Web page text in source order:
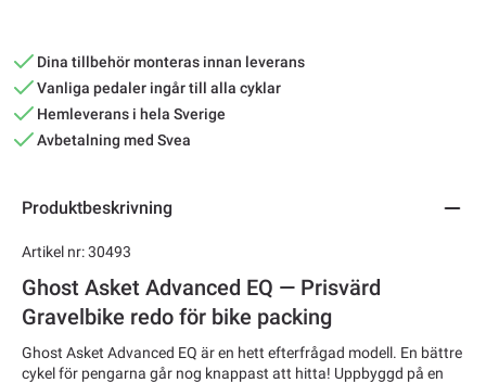
Dina tillbehör monteras innan leverans
Vanliga pedaler ingår till alla cyklar
Hemleverans i hela Sverige
Avbetalning med Svea
Produktbeskrivning
Artikel nr: 30493
Ghost Asket Advanced EQ — Prisvärd
Gravelbike redo för bike packing
Ghost Asket Advanced EQ är en hett efterfrågad modell. En bättre
cykel för pengarna går nog knappast att hitta! Uppbyggd på en